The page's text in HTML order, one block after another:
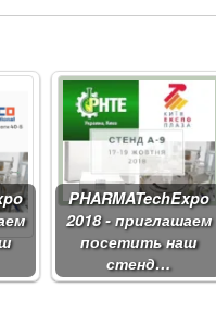
PHARMATechExpo
2018 - приглашаем
посетить наш
стенд…